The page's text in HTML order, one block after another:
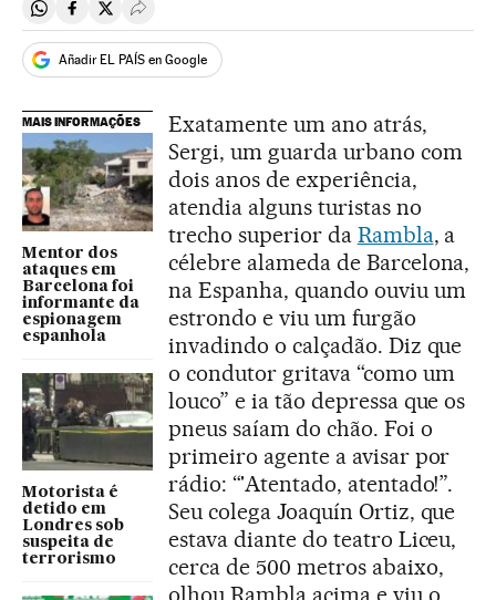
Compartir en Whatsapp
Compartir en Facebook
Compartir en Twitter
Desplegar Redes Sociales
Añadir EL PAÍS en Google
MAIS INFORMAÇÕES
Mentor dos
ataques em
Barcelona foi
informante da
espionagem
espanhola
Motorista é
detido em
Londres sob
suspeita de
terrorismo
Exatamente um ano atrás,
Sergi, um guarda urbano com
dois anos de experiência,
atendia alguns turistas no
trecho superior da Rambla, a
célebre alameda de Barcelona,
na Espanha, quando ouviu um
estrondo e viu um furgão
invadindo o calçadão. Diz que
o condutor gritava “como um
louco” e ia tão depressa que os
pneus saíam do chão. Foi o
primeiro agente a avisar por
rádio: “'Atentado, atentado!”.
Seu colega Joaquín Ortiz, que
estava diante do teatro Liceu,
cerca de 500 metros abaixo,